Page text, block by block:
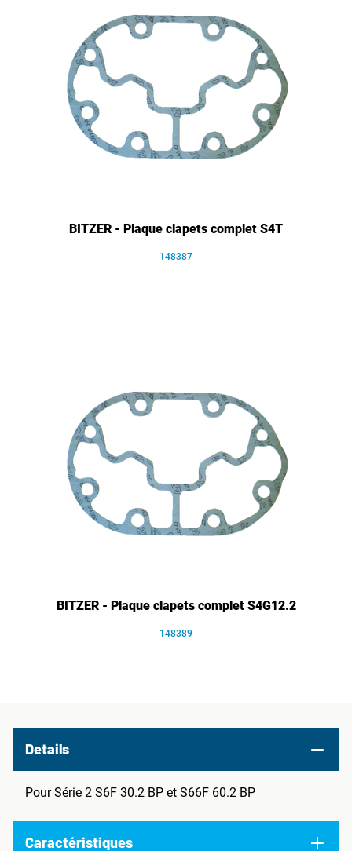
BITZER - Plaque clapets complet S4T
148387
BITZER - Plaque clapets complet S4G12.2
148389
Details
Pour Série 2 S6F 30.2 BP et S66F 60.2 BP
Caractéristiques